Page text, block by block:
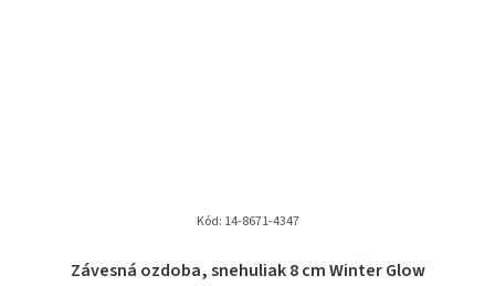
Závesná ozdoba, snehuliak 8 cm Winter Glow
Kód: 14-8671-4347